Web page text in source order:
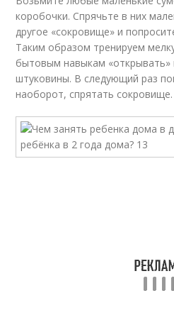
коробочки. Спрячьте в них
другое «сокровище» и
Таким образом тренируем
бытовым навыкам «открывать»
штуковины. В следующий раз
наоборот, спрятать сокровище.